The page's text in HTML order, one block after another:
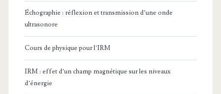
Échographie : réflexion et transmission d’une onde
ultrasonore
Cours de physique pour l’IRM
IRM : effet d’un champ magnétique sur les niveaux
d’énergie